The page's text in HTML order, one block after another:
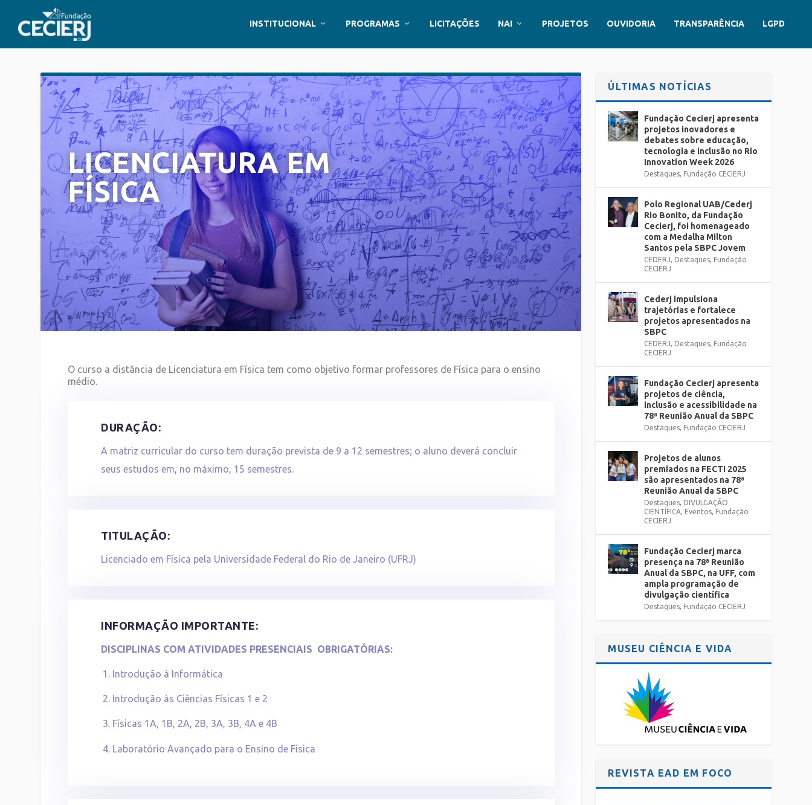
INSTITUCIONAL PROGRAMAS LICITAÇÕES NAI PROJETOS OUVIDORIA TRANSPARÊNCIA LGPD
LICENCIATURA EM
FÍSICA
O curso a distância de Licenciatura em Física tem como objetivo formar professores de Física para o ensino
médio.
DURAÇÃO:
A matriz curricular do curso tem duração prevista de 9 a 12 semestres; o aluno deverá concluir
seus estudos em, no máximo, 15 semestres.
TITULAÇÃO:
Licenciado em Física pela Universidade Federal do Rio de Janeiro (UFRJ)
INFORMAÇÃO IMPORTANTE:
DISCIPLINAS COM ATIVIDADES PRESENCIAIS OBRIGATÓRIAS:
Introdução à Informática
Introdução às Ciências Físicas 1 e 2
Físicas 1A, 1B, 2A, 2B, 3A, 3B, 4A e 4B
Laboratório Avançado para o Ensino de Física
ÚLTIMAS NOTÍCIAS
Fundação Cecierj apresenta
projetos inovadores e
debates sobre educação,
tecnologia e inclusão no Rio
Innovation Week 2026
Destaques, Fundação CECIERJ
Polo Regional UAB/Cederj
Rio Bonito, da Fundação
Cecierj, foi homenageado
com a Medalha Milton
Santos pela SBPC Jovem
CEDERJ, Destaques, Fundação
CECIERJ
Cederj impulsiona
trajetórias e fortalece
projetos apresentados na
SBPC
CEDERJ, Destaques, Fundação
CECIERJ
Fundação Cecierj apresenta
projetos de ciência,
inclusão e acessibilidade na
78ª Reunião Anual da SBPC
Destaques, Fundação CECIERJ
Projetos de alunos
premiados na FECTI 2025
são apresentados na 78ª
Reunião Anual da SBPC
Destaques, DIVULGAÇÃO
CIENTÍFICA, Eventos, Fundação
CECIERJ
Fundação Cecierj marca
presença na 78ª Reunião
Anual da SBPC, na UFF, com
ampla programação de
divulgação científica
Destaques, Fundação CECIERJ
MUSEU CIÊNCIA E VIDA
REVISTA EAD EM FOCO